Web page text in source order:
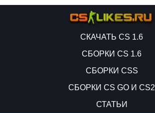
СКАЧАТЬ CS 1.6
СБОРКИ CS 1.6
СБОРКИ CSS
СБОРКИ CS GO И CS2
СТАТЬИ